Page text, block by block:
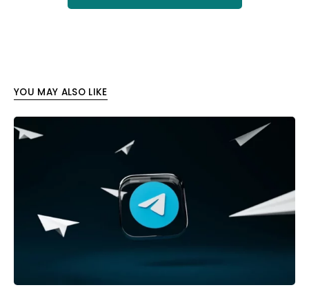
YOU MAY ALSO LIKE